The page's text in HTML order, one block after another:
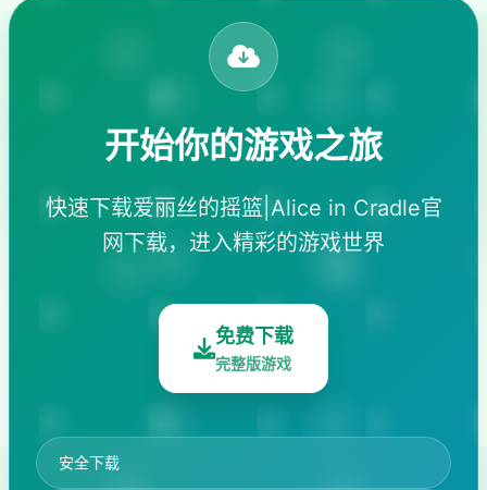
开始你的游戏之旅
快速下载爱丽丝的摇篮|Alice in Cradle官
网下载，进入精彩的游戏世界
免费下载
完整版游戏
安全下载